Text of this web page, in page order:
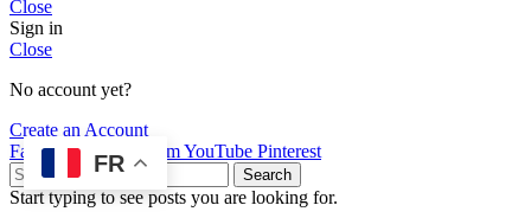
Close
Sign in
Close
No account yet?
Create an Account
Facebook
X InstagramYouTube Pinterest
Search
Start typing to see posts you are looking for.
FR